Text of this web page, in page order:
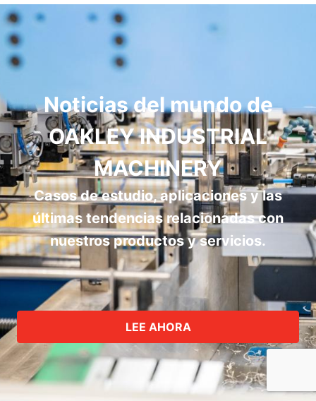
Noticias del mundo de
OAKLEY INDUSTRIAL
MACHINERY
Casos de estudio, aplicaciones y las
últimas tendencias relacionadas con
nuestros productos y servicios.
LEE AHORA